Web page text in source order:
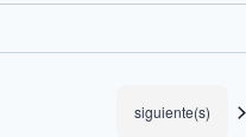
Eventos
siguiente(s)